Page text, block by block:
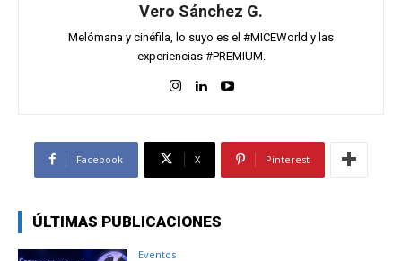
Vero Sánchez G.
Melómana y cinéfila, lo suyo es el #MICEWorld y las
experiencias #PREMIUM.
Facebook X Pinterest
ÚLTIMAS PUBLICACIONES
Eventos